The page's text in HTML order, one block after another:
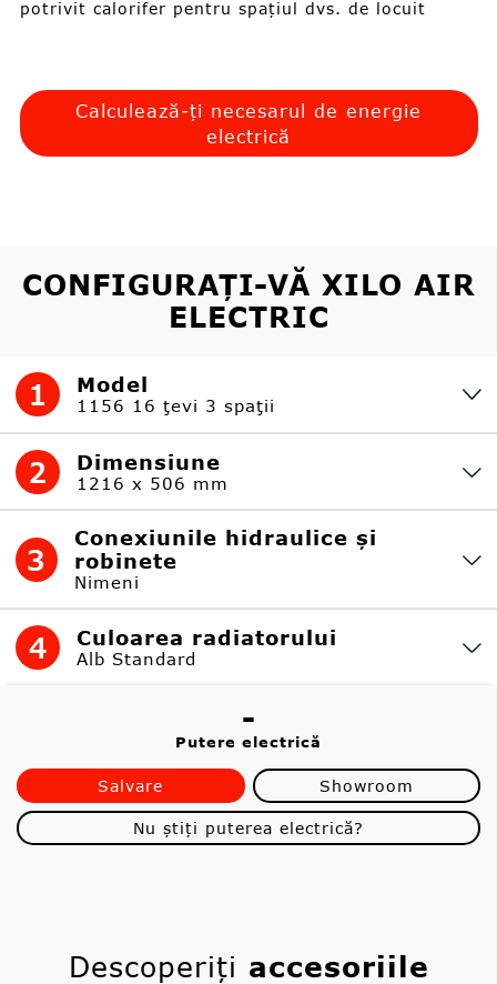
potrivit calorifer pentru spațiul dvs. de locuit
Calculează-ți necesarul de energie
electrică
CONFIGURAȚI-VĂ XILO AIR
ELECTRIC
1 Model
1156 16 ţevi 3 spaţii
2 Dimensiune
1216 x 506 mm
3
Conexiunile hidraulice și
robinete
Nimeni
4 Culoarea radiatorului
Alb Standard
-
Putere electrică
Salvare Showroom
Nu știți puterea electrică?
Descoperiți accesoriile